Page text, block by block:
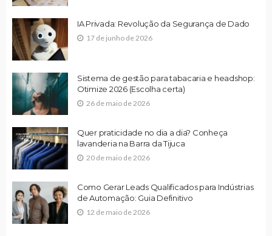
IA Privada: Revolução da Segurança de Dado
17 de junho de 2026
Sistema de gestão para tabacaria e headshop:
Otimize 2026 (Escolha certa)
26 de maio de 2026
Quer praticidade no dia a dia? Conheça
lavanderia na Barra da Tijuca
20 de maio de 2026
Como Gerar Leads Qualificados para Indústrias
de Automação: Guia Definitivo
12 de maio de 2026